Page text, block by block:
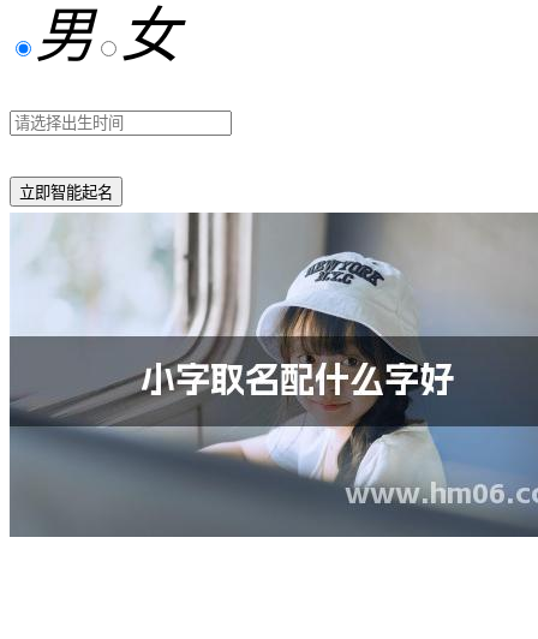
男 女
立即智能起名